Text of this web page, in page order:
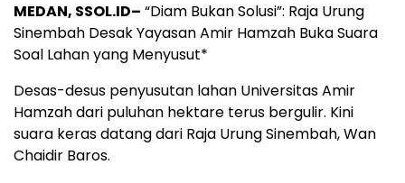
MEDAN, SSOL.ID– “Diam Bukan Solusi”: Raja Urung
Sinembah Desak Yayasan Amir Hamzah Buka Suara
Soal Lahan yang Menyusut*
Desas-desus penyusutan lahan Universitas Amir
Hamzah dari puluhan hektare terus bergulir. Kini
suara keras datang dari Raja Urung Sinembah, Wan
Chaidir Baros.